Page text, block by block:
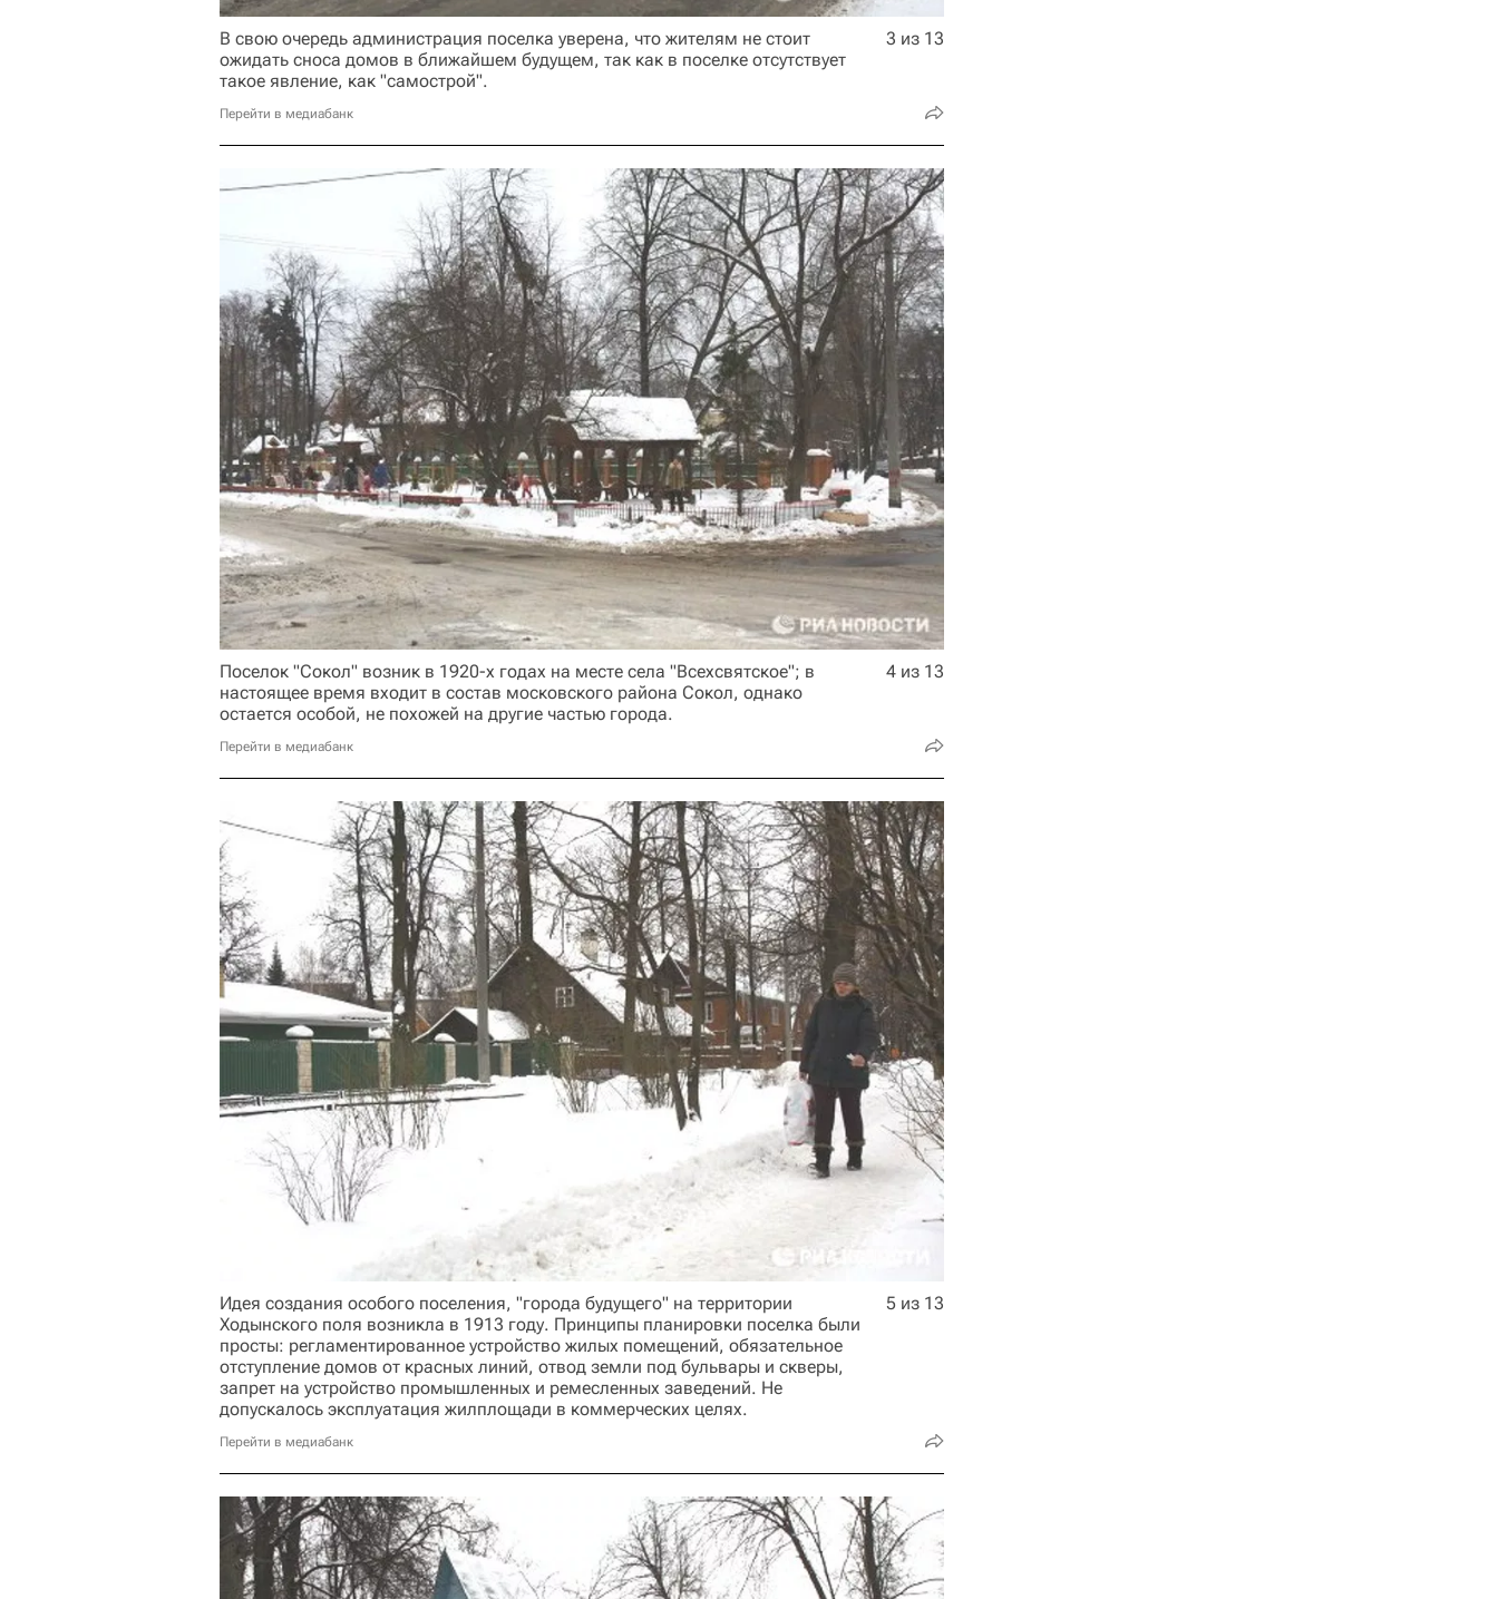
В свою очередь администрация поселка уверена, что жителям не стоит
ожидать сноса домов в ближайшем будущем, так как в поселке отсутствует
такое явление, как "самострой".
Перейти в медиабанк
3 из 13
Поселок "Сокол" возник в 1920-х годах на месте села "Всехсвятское"; в
настоящее время входит в состав московского района Сокол, однако
остается особой, не похожей на другие частью города.
Перейти в медиабанк
4 из 13
Идея создания особого поселения, "города будущего" на территории
Ходынского поля возникла в 1913 году. Принципы планировки поселка были
просты: регламентированное устройство жилых помещений, обязательное
отступление домов от красных линий, отвод земли под бульвары и скверы,
запрет на устройство промышленных и ремесленных заведений. Не
допускалось эксплуатация жилплощади в коммерческих целях.
Перейти в медиабанк
5 из 13